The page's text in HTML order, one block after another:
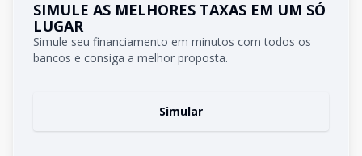
SIMULE AS MELHORES TAXAS EM UM SÓ
LUGAR
Simule seu financiamento em minutos com todos os
bancos e consiga a melhor proposta.
Simular